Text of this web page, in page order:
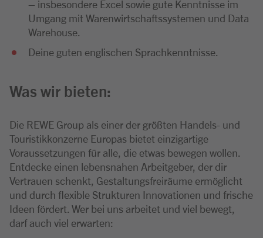
– insbesondere Excel sowie gute Kenntnisse im
Umgang mit Warenwirtschaftssystemen und Data
Warehouse.
Deine guten englischen Sprachkenntnisse.
Was wir bieten:
Die REWE Group als einer der größten Handels- und
Touristikkonzerne Europas bietet einzigartige
Voraussetzungen für alle, die etwas bewegen wollen.
Entdecke einen lebensnahen Arbeitgeber, der dir
Vertrauen schenkt, Gestaltungsfreiräume ermöglicht
und durch flexible Strukturen Innovationen und frische
Ideen fördert. Wer bei uns arbeitet und viel bewegt,
darf auch viel erwarten: